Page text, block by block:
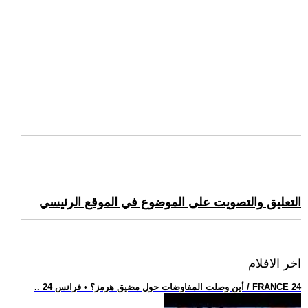
التعليق والتصويت على الموضوع في الموقع الرئيسي
اخر الافلام
.. أين وصلت المفاوضات حول مضيق هرمز؟ • فرانس 24 / FRANCE 24